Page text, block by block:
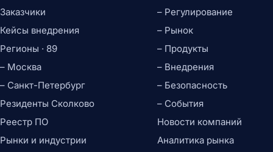
Заказчики
Кейсы внедрения
Регионы · 89
– Москва
– Санкт-Петербург
Резиденты Сколково
Реестр ПО
Рынки и индустрии
– Регулирование
– Рынок
– Продукты
– Внедрения
– Безопасность
– События
Новости компаний
Аналитика рынка